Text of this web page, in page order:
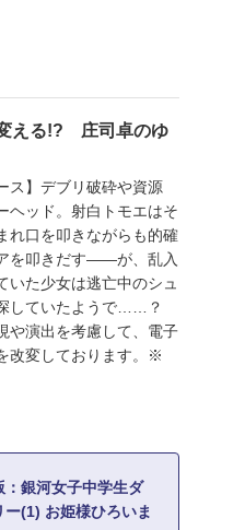
える!? 庄司卓のゆ
ス】デブリ破砕や資源
ヘッド。射白トモエはそ
れ口を叩きながらも的確
を叩きだす――が、乱入
た少女は逃亡中のシュ
探していたようで……？
演出を考慮して、電子
改変しております。※
：銀河女子中学生ダ
ー(1) お姫様ひろいま